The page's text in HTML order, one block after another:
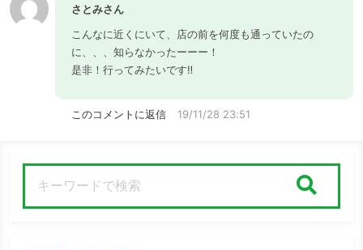
さとみさん
こんなに近くにいて、店の前を何度も通っていたの
に、、、知らなかったーーー！
是非！行ってみたいです‼️
このコメントに返信 19/11/28 23:51